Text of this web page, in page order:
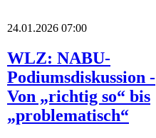
24.01.2026 07:00
WLZ: NABU-
Podiumsdiskussion -
Von „richtig so“ bis
„problematisch“